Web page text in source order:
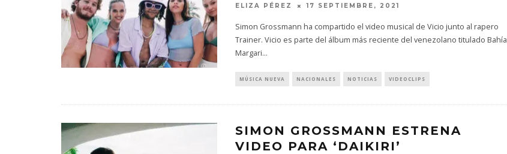
ELIZA PÉREZ 17 SEPTIEMBRE, 2021
Simon Grossmann ha compartido el video musical de Vicio junto al rapero
Trainer. Vicio es parte del álbum más reciente del venezolano titulado Bahía
Margari...
MÚSICA NUEVA NACIONALES NOTICIAS VIDEOCLIPS
SIMON GROSSMANN ESTRENA
VIDEO PARA ‘DAIKIRI’